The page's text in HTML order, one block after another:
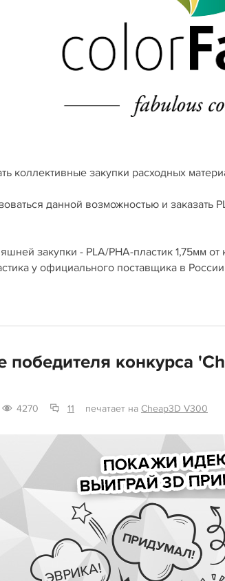
коллективные закупки расходных
данной возможностью и заказать
закупки - PLA/PHA-пластик 1,75мм
у официального поставщика в
победителя конкурса
4270 11 печатает на Cheap3D V300